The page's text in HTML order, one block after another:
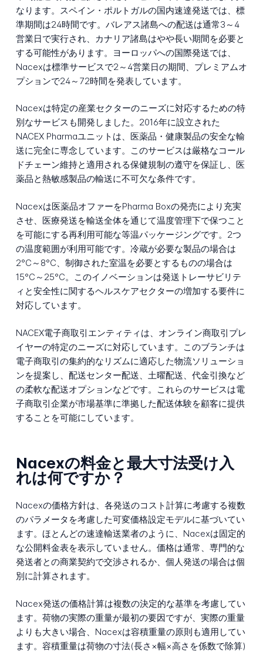
なります。スペイン・ポルトガルの国内速達発送では、標
準期間は24時間です。バレアス諸島への配送は通常3～4
営業日で実行され、カナリア諸島はやや長い期間を必要と
する可能性があります。ヨーロッパへの国際発送では、
Nacexは標準サービスで2～4営業日の期間、プレミアムオ
プションで24～72時間を発表しています。
Nacexは特定の産業セクターのニーズに対応するための特
別なサービスも開発しました。2016年に設立された
NACEX Pharmaユニットは、医薬品・健康製品の安全な輸
送に完全に専念しています。このサービスは厳格なコール
ドチェーン維持と適用される保健規制の遵守を保証し、医
薬品と熱敏感製品の輸送に不可欠な条件です。
Nacexは医薬品オファーをPharma Boxの発売により充実
させ、医療発送を輸送全体を通じて温度管理下で保つこと
を可能にする再利用可能な等温パッケージングです。2つ
の温度範囲が利用可能です。冷蔵が必要な製品の場合は
2°C～8°C、制御された室温を必要とするものの場合は
15°C～25°C。このイノベーションは発送トレーサビリテ
ィと安全性に関するヘルスケアセクターの増加する要件に
対応しています。
NACEX電子商取引エンティティは、オンライン商取引プレ
イヤーの特定のニーズに対応しています。このブランチは
電子商取引の集約的なリズムに適応した物流ソリューショ
ンを提案し、配送センター配送、土曜配送、代金引換など
の柔軟な配送オプションなどです。これらのサービスは電
子商取引企業が市場基準に準拠した配送体験を顧客に提供
することを可能にしています。
Nacexの料金と最大寸法受け入
れは何ですか？
Nacexの価格方針は、各発送のコスト計算に考慮する複数
のパラメータを考慮した可変価格設定モデルに基づいてい
ます。ほとんどの速達輸送業者のように、Nacexは固定的
な公開料金表を表示していません。価格は通常、専門的な
発送者との商業契約で交渉されるか、個人発送の場合は個
別に計算されます。
Nacex発送の価格計算は複数の決定的な基準を考慮してい
ます。荷物の実際の重量が最初の要因ですが、実際の重量
よりも大きい場合、Nacexは容積重量の原則も適用してい
ます。容積重量は荷物の寸法(長さ×幅×高さを係数で除算)